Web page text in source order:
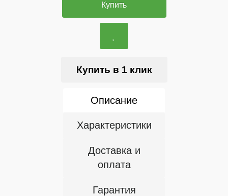
Купить
Купить в 1 клик
Описание
Характеристики
Доставка и
оплата
Гарантия